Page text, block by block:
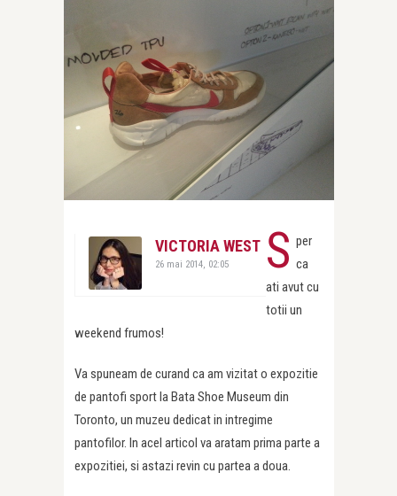
VICTORIA WEST
26 mai 2014, 02:05 S per
ca
ati avut cu
totii un
weekend frumos!
Va spuneam de curand ca am vizitat o expozitie
de pantofi sport la Bata Shoe Museum din
Toronto, un muzeu dedicat in intregime
pantofilor. In acel articol va aratam prima parte a
expozitiei, si astazi revin cu partea a doua.